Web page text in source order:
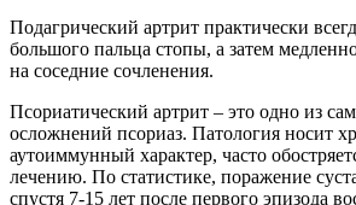
Подагрический артрит практически
большого пальца стопы, а затем
на соседние сочленения.
Псориатический артрит – это одно из
осложнений псориаз. Патология носит
аутоиммунный характер, часто
лечению. По статистике, поражение
спустя 7-15 лет после первого эпизода